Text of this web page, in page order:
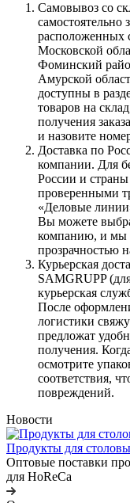
Самовывоз со
самостоятельно
расположенных
Московской
Фоминский
Амурской
доступны в
товаров на
получения
и назовите
Доставка по
компании. Для
России и
проверенными
«Деловые
Вы можете
компанию, и мы
прозрачностью
Курьерская
SAMGRUPP
курьерская
После
логистики
предложат
получения.
осмотрите
соответствия,
повреждений.
Новости
Продукты для
Оптовые поставки
для HoReCa